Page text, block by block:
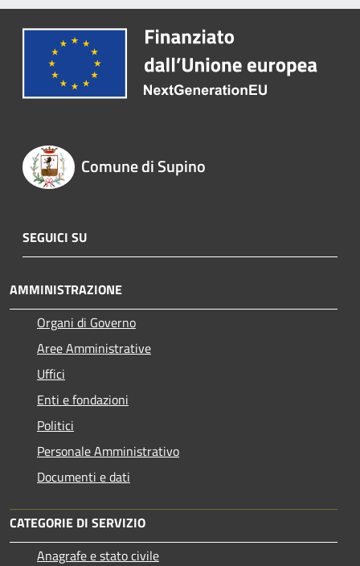
Comune di Supino
SEGUICI SU
AMMINISTRAZIONE
Organi di Governo
Aree Amministrative
Uffici
Enti e fondazioni
Politici
Personale Amministrativo
Documenti e dati
CATEGORIE DI SERVIZIO
Anagrafe e stato civile